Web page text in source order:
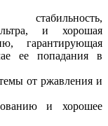
стабильность,
и хорошая
гарантирующая
ее попадания в
от ржавления и
и хорошее